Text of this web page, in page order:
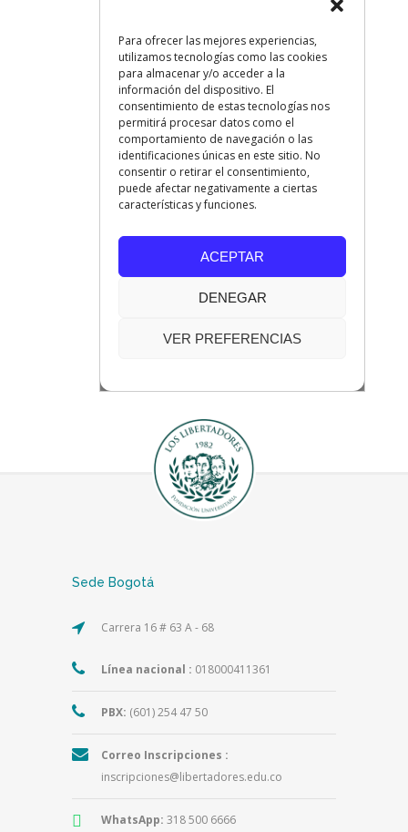
Sede Bogotá
Carrera 16 # 63 A - 68
Línea nacional : 018000411361
PBX: (601) 254 47 50
Correo Inscripciones :
inscripciones@libertadores.edu.co
WhatsApp: 318 500 6666